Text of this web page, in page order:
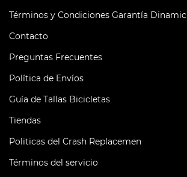
Términos y Condiciones Garantía Dinamic
Contacto
Preguntas Frecuentes
Política de Envíos
Guía de Tallas Bicicletas
Tiendas
Politicas del Crash Replacemen
Términos del servicio